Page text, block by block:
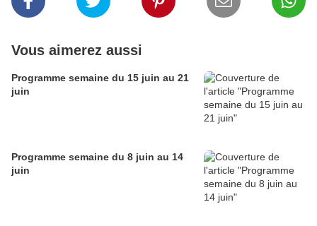
Vous aimerez aussi
Programme semaine du 15 juin au 21
juin
Programme semaine du 8 juin au 14
juin